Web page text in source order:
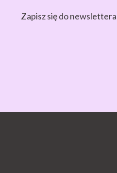
Zapisz się do